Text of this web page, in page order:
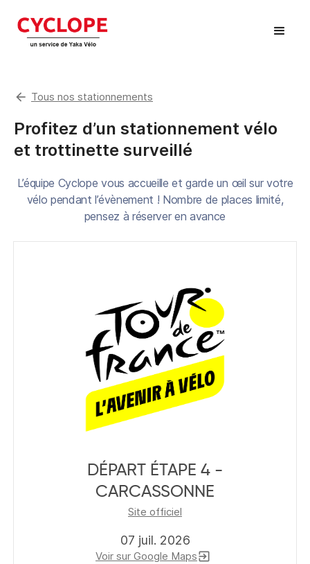
arrow_back Tous nos stationnements
Profitez d’un stationnement vélo
et trottinette surveillé
L’équipe Cyclope vous accueille et garde un œil sur votre
vélo pendant l’évènement ! Nombre de places limité,
pensez à réserver en avance
DÉPART ÉTAPE 4 -
CARCASSONNE
Site officiel
07 juil. 2026
Voir sur Google Mapsexit_to_app